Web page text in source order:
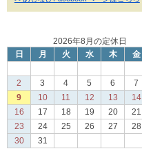
2026年8月の定休日
日
月 火 水 木 金
2
3 4 5 6 7
9
10 11 12 13 14
16
17 18 19 20 21
23
24 25 26 27 28
30
31